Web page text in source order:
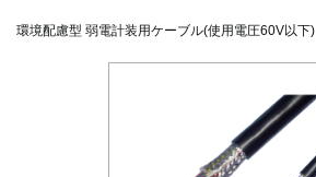
環境配慮型 弱電計装用ケーブル(使用電圧60V以下)